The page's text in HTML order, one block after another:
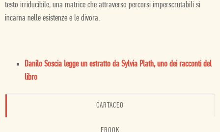
testo irriducibile, una matrice che attraverso percorsi imperscrutabili si
incarna nelle esistenze e le divora.
Danilo Soscia legge un estratto da Sylvia Plath, uno dei racconti del
libro
CARTACEO